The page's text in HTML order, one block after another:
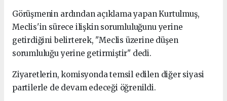
Görüşmenin ardından açıklama yapan Kurtulmuş,
Meclis'in sürece ilişkin sorumluluğunu yerine
getirdiğini belirterek, "Meclis üzerine düşen
sorumluluğu yerine getirmiştir" dedi.
Ziyaretlerin, komisyonda temsil edilen diğer siyasi
partilerle de devam edeceği öğrenildi.